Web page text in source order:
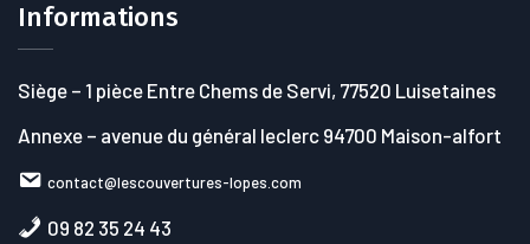
Informations
Siège – 1 pièce Entre Chems de Servi, 77520 Luisetaines
Annexe – avenue du général leclerc 94700 Maison-alfort
contact@lescouvertures-lopes.com
09 82 35 24 43